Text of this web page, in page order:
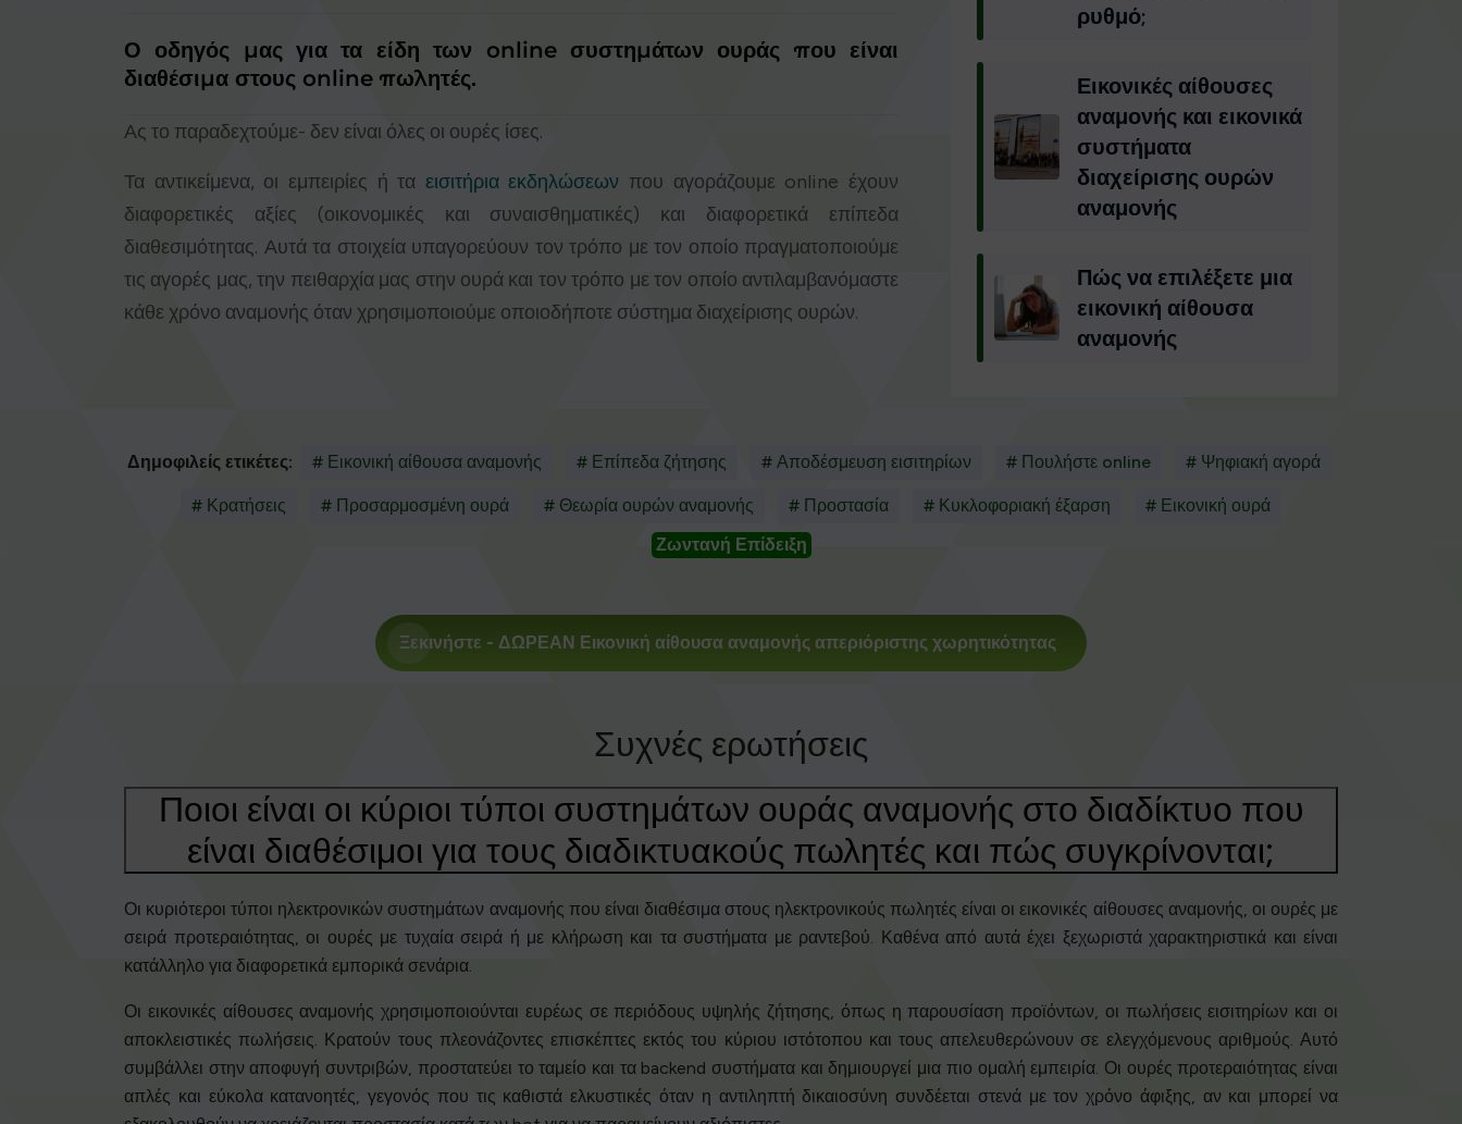
Ο οδηγός μας για τα είδη των online συστημάτων ουράς που είναι
διαθέσιμα στους online πωλητές.
Ας το παραδεχτούμε- δεν είναι όλες οι ουρές ίσες.
Τα αντικείμενα, οι εμπειρίες ή τα εισιτήρια εκδηλώσεων που αγοράζουμε online έχουν
διαφορετικές αξίες (οικονομικές και συναισθηματικές) και διαφορετικά επίπεδα
διαθεσιμότητας. Αυτά τα στοιχεία υπαγορεύουν τον τρόπο με τον οποίο πραγματοποιούμε
τις αγορές μας, την πειθαρχία μας στην ουρά και τον τρόπο με τον οποίο αντιλαμβανόμαστε
κάθε χρόνο αναμονής όταν χρησιμοποιούμε οποιοδήποτε σύστημα διαχείρισης ουρών.
ρυθμό;
Εικονικές αίθουσες
αναμονής και εικονικά
συστήματα
διαχείρισης ουρών
αναμονής
Πώς να επιλέξετε μια
εικονική αίθουσα
αναμονής
Δημοφιλείς ετικέτες: # Εικονική αίθουσα αναμονής # Επίπεδα ζήτησης # Αποδέσμευση εισιτηρίων # Πουλήστε online # Ψηφιακή αγορά
# Κρατήσεις # Προσαρμοσμένη ουρά # Θεωρία ουρών αναμονής # Προστασία # Κυκλοφοριακή έξαρση
# Εικονική ουρά
Ζωντανή Επίδειξη
Ξεκινήστε - ΔΩΡΕΑΝ Εικονική αίθουσα αναμονής απεριόριστης χωρητικότητας
Συχνές ερωτήσεις
Ποιοι είναι οι κύριοι τύποι συστημάτων ουράς αναμονής στο διαδίκτυο που
είναι διαθέσιμοι για τους διαδικτυακούς πωλητές και πώς συγκρίνονται;
Οι κυριότεροι τύποι ηλεκτρονικών συστημάτων αναμονής που είναι διαθέσιμα στους ηλεκτρονικούς πωλητές είναι οι εικονικές αίθουσες αναμονής, οι ουρές με
σειρά προτεραιότητας, οι ουρές με τυχαία σειρά ή με κλήρωση και τα συστήματα με ραντεβού. Καθένα από αυτά έχει ξεχωριστά χαρακτηριστικά και είναι
κατάλληλο για διαφορετικά εμπορικά σενάρια.
Οι εικονικές αίθουσες αναμονής χρησιμοποιούνται ευρέως σε περιόδους υψηλής ζήτησης, όπως η παρουσίαση προϊόντων, οι πωλήσεις εισιτηρίων και οι
αποκλειστικές πωλήσεις. Κρατούν τους πλεονάζοντες επισκέπτες εκτός του κύριου ιστότοπου και τους απελευθερώνουν σε ελεγχόμενους αριθμούς. Αυτό
συμβάλλει στην αποφυγή συντριβών, προστατεύει το ταμείο και τα backend συστήματα και δημιουργεί μια πιο ομαλή εμπειρία. Οι ουρές προτεραιότητας είναι
απλές και εύκολα κατανοητές, γεγονός που τις καθιστά ελκυστικές όταν η αντιληπτή δικαιοσύνη συνδέεται στενά με τον χρόνο άφιξης, αν και μπορεί να